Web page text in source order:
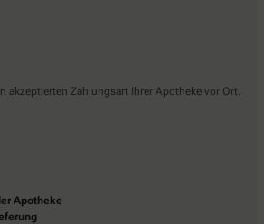
akzeptierten Zahlungsart Ihrer Apotheke vor Ort.
Apotheke